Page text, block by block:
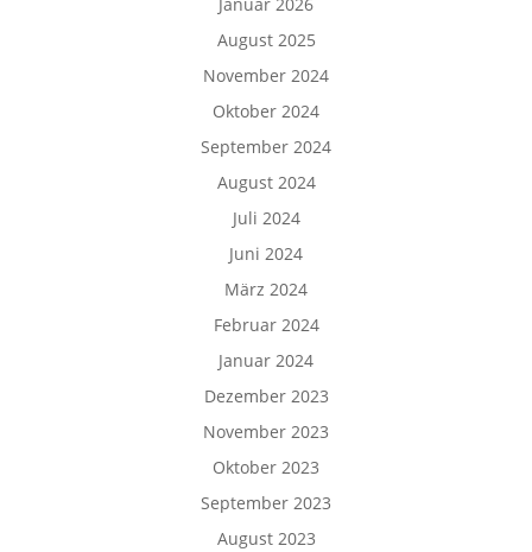
August 2025
November 2024
Oktober 2024
September 2024
August 2024
Juli 2024
Juni 2024
März 2024
Februar 2024
Januar 2024
Dezember 2023
November 2023
Oktober 2023
September 2023
August 2023